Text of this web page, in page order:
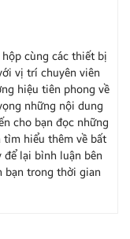
cùng các thiết bị
vị trí chuyên viên
hiệu tiên phong về
những nội dung
cho bạn đọc những
tìm hiểu thêm về bất
để lại bình luận bên
bạn trong thời gian